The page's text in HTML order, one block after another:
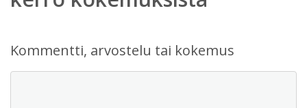
Kommentti, arvostelu tai kokemus